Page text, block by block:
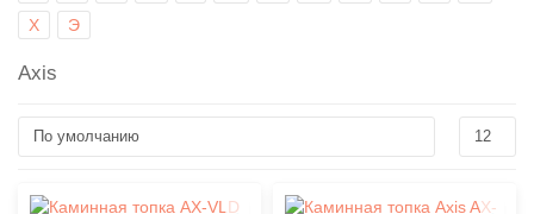
Х
Э
Axis